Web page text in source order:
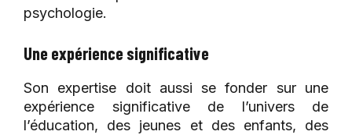
psychologie.
Une expérience significative
Son expertise doit aussi se fonder sur une
expérience significative de l’univers de
l’éducation, des jeunes et des enfants, des